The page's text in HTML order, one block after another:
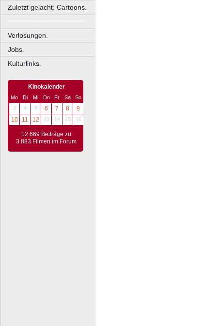
Zuletzt gelacht: Cartoons.
––––––––––––––––––––
Verlosungen.
Jobs.
Kulturlinks.
Kinokalender
Mo Di Mi Do Fr Sa
So
3
4 5 6 7 8
9
10
11 12 13 14 15 16
12.669 Beiträge zu
3.883 Filmen im Forum